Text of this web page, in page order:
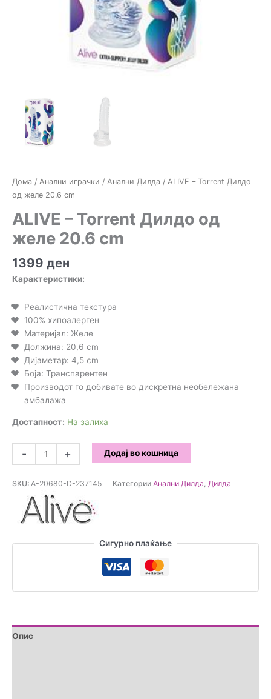
Дома / Анални играчки / Анални Дилда / ALIVE – Torrent Дилдо
од желе 20.6 cm
ALIVE – Torrent Дилдо од
желе 20.6 cm
1399 ден
Карактеристики:
Реалистична текстура
100% хипоалерген
Материјал: Желе
Должина: 20,6 cm
Дијаметар: 4,5 cm
Боја: Транспарентен
Производот го добивате во дискретна необележана
амбалажа
Достапност: На залиха
-
-
Torrent
Дилдо
желе
cm
+ Додај во кошница
SKU: A-20680-D-237145 Категории Анални Дилда, Дилда
Сигурно плаќање
Опис